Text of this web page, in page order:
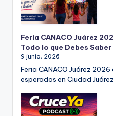
Feria CANACO Juárez
Todo lo que Debes Saber
9 junio, 2026
Feria CANACO Juárez
esperados en Ciudad